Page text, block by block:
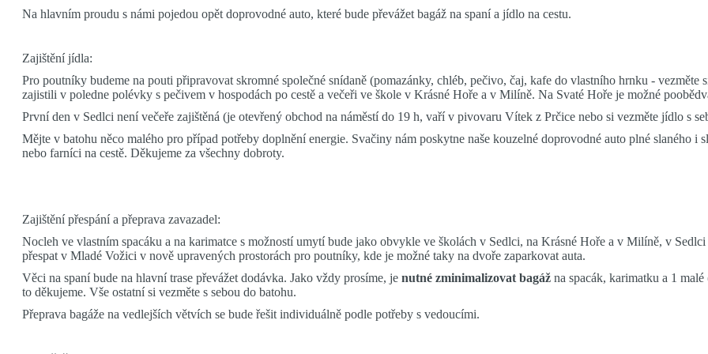
Na hlavním proudu s námi pojedou opět doprovodné auto, které bude převážet bagáž na spaní a jídlo na cestu.
Zajištění jídla:
Pro poutníky budeme na pouti připravovat skromné společné snídaně (pomazánky, chléb, pečivo, čaj, kafe do vlastního hrnku -
zajistili v poledne polévky s pečivem v hospodách po cestě a večeři ve škole v Krásné Hoře a v Milíně. Na Svaté Hoře je možné
První den v Sedlci není večeře zajištěná (je otevřený obchod na náměstí do 19 h, vaří v pivovaru Vítek z Prčice nebo si vezměte jídlo s
Mějte v batohu něco malého pro případ potřeby doplnění energie. Svačiny nám poskytne naše kouzelné doprovodné auto plné slaného
nebo farníci na cestě. Děkujeme za všechny dobroty.
Zajištění přespání a přeprava zavazadel:
Nocleh ve vlastním spacáku a na karimatce s možností umytí bude jako obvykle ve školách v Sedlci, na Krásné Hoře a v Milíně, v
přespat v Mladé Vožici v nově upravených prostorách pro poutníky, kde je možné taky na dvoře zaparkovat auta.
Věci na spaní bude na hlavní trase převážet dodávka. Jako vždy prosíme, je nutné zminimalizovat bagáž na spacák, karimatku a 1
to děkujeme. Vše ostatní si vezměte s sebou do batohu.
Přeprava bagáže na vedlejších větvích se bude řešit individuálně podle potřeby s vedoucími.